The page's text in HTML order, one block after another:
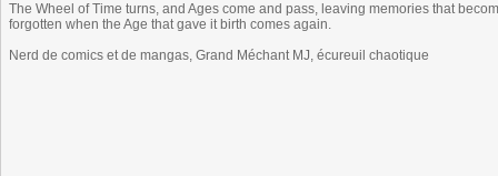
The Wheel of Time turns, and Ages come and pass, leaving memories that
forgotten when the Age that gave it birth comes again.
Nerd de comics et de mangas, Grand Méchant MJ, écureuil chaotique